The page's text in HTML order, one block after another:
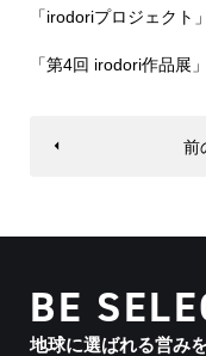
「irodoriプロジェクト
「第4回 irodori作品展
前
BE
地球に選ばれる営み